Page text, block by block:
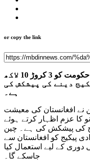
or copy the link
بیجنگ: چین نے افغانستان میں طالبان حکومت کو 3 کروڑ 10 لاکھ
دینے کی پیشکش کی
ہے۔
نے افغانستان کی معیشت
کا عزم اظہار کرتے ہوئے
کی پیشکش کی ہے۔ چین
امدادی پیکیج کو افغانستان سے
دوری کے لیے استعمال کیا
جاسکے گا۔